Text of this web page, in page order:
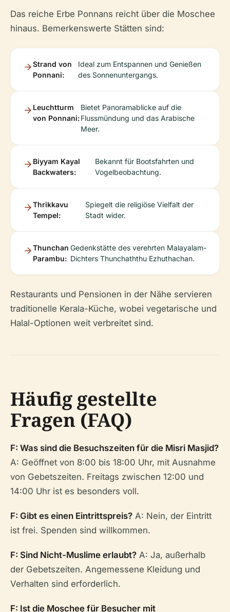
Das reiche Erbe Ponnans reicht über die Moschee
hinaus. Bemerkenswerte Stätten sind:
Strand von
Ponnani:
Ideal zum Entspannen und Genießen
des Sonnenuntergangs.
Leuchtturm
von Ponnani:
Bietet Panoramablicke auf die
Flussmündung und das Arabische
Meer.
Biyyam Kayal
Backwaters:
Bekannt für Bootsfahrten und
Vogelbeobachtung.
Thrikkavu
Tempel:
Spiegelt die religiöse Vielfalt der
Stadt wider.
Thunchan
Parambu:
Gedenkstätte des verehrten Malayalam-
Dichters Thunchaththu Ezhuthachan.
Restaurants und Pensionen in der Nähe servieren
traditionelle Kerala-Küche, wobei vegetarische und
Halal-Optionen weit verbreitet sind.
Häufig gestellte
Fragen (FAQ)
F: Was sind die Besuchszeiten für die Misri Masjid?
A: Geöffnet von 8:00 bis 18:00 Uhr, mit Ausnahme
von Gebetszeiten. Freitags zwischen 12:00 und
14:00 Uhr ist es besonders voll.
F: Gibt es einen Eintrittspreis? A: Nein, der Eintritt
ist frei. Spenden sind willkommen.
F: Sind Nicht-Muslime erlaubt? A: Ja, außerhalb
der Gebetszeiten. Angemessene Kleidung und
Verhalten sind erforderlich.
F: Ist die Moschee für Besucher mit